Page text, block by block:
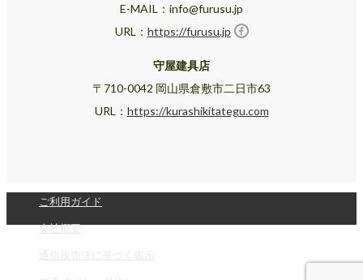
E-MAIL：info@furusu.jp
URL： https://furusu.jp
守屋建具店
〒710-0042 岡山県倉敷市二日市63
URL： https://kurashikitategu.com
ご利用ガイド
会社概要